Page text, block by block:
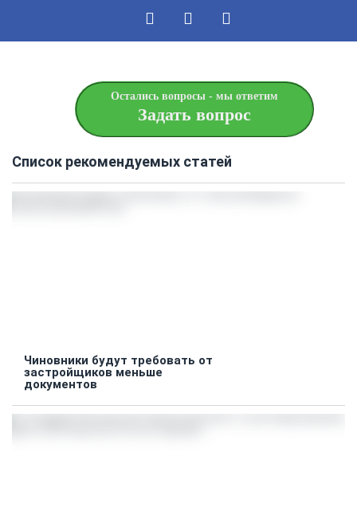
Остались вопросы - мы ответим
Задать вопрос
Список рекомендуемых статей
Чиновники будут требовать от
застройщиков меньше
документов